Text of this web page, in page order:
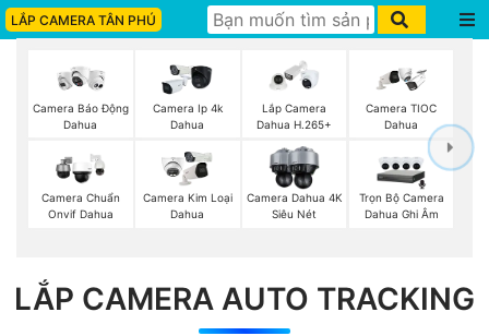
LẮP CAMERA TÂN PHÚ
Camera Báo Động
Dahua
Camera Ip 4k
Dahua
Lắp Camera
Dahua H.265+
Camera TIOC
Dahua
Camera Chuẩn
Onvif Dahua
Camera Kim Loại
Dahua
Camera Dahua 4K
Siêu Nét
Trọn Bộ Camera
Dahua Ghi Âm
LẮP CAMERA AUTO TRACKING